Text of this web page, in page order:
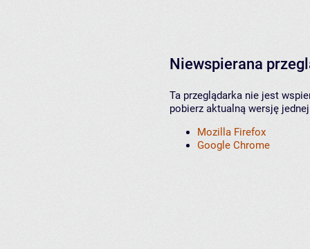
Niewspierana
Ta przeglądarka nie jest
pobierz aktualną wersję
Mozilla Firefox
Google Chrome